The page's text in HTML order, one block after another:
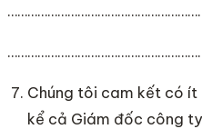
Chúng tôi cam kết có ít
kể cả Giám đốc công